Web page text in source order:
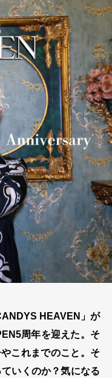
HEAVEN」が
周年を迎えた。そ
これまでのこと。そ
いくのか？気になる